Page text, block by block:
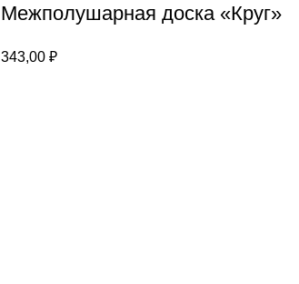
Межполушарная доска «Круг»
343,00 ₽